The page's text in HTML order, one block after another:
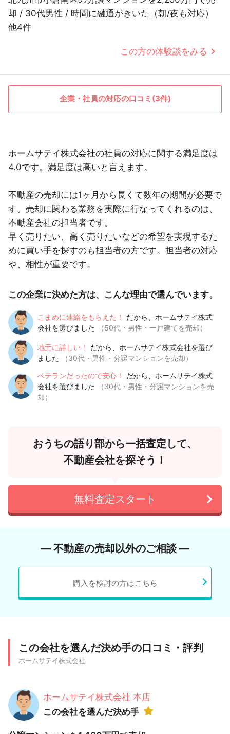
却 / 30代男性 / 時間に融通がきいた（朝/夜も対応）
他4件
この方の体験談をみる
企業・社員の対応の口コミ(3件)
ホームサテイ株式会社の社員の対応に関する満足度は
4.0です。満足度は高いと言えます。
不動産の売却には1ヶ月から長くて数年の期間が必要で
す。売却に関わる業務を実際に行なってくれるのは、
不動産会社の担当者です。
早く売りたい、高く売りたいなどの希望を実現するた
めに買い手を探すのも担当者の方です。担当者の対応
や、相性が重要です。
この企業に決めた方は、こんな理由で選んでいます。
こまめに連絡をもらえた！
だから、ホームサテイ株式
会社を選びました
（50代・男性・一戸建てを売却）
地元に詳しい！
だから、ホームサテイ株式会社を選び
ました
（30代・男性・分譲マンションを売却）
ベテランだったので安心！
だから、ホームサテイ株式
会社を選びました
（30代・男性・分譲マンションを売
却）
おうちの語り部から一括査定して、
不動産会社を探そう！
無料査定スタート
― 不動産の売却以外のご相談 ―
購入を検討の方はこちら
この会社を選んだ決め手の口コミ・評判
ホームサテイ株式会社
ホームサテイ株式会社 本店
この会社を選んだ決め手